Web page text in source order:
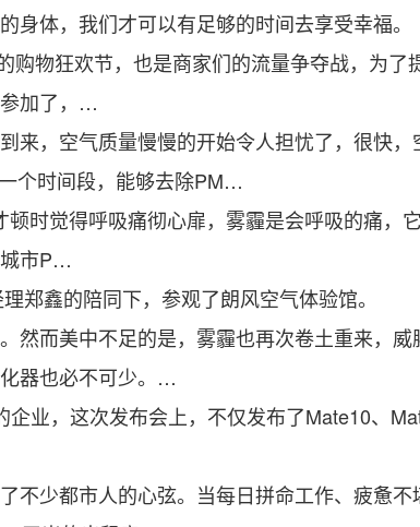
体，我们才可以有足够的时间去享受幸福。
物狂欢节，也是商家们的流量争夺战，为了
加了，…
，空气质量慢慢的开始令人担忧了，很快，
个时间段，能够去除PM…
时觉得呼吸痛彻心扉，雾霾是会呼吸的痛，
市P…
鑫的陪同下，参观了朗风空气体验馆。
而美中不足的是，雾霾也再次卷土重来，威
器也必不可少。…
，这次发布会上，不仅发布了Mate10、
都市人的心弦。当每日拼命工作、疲惫不